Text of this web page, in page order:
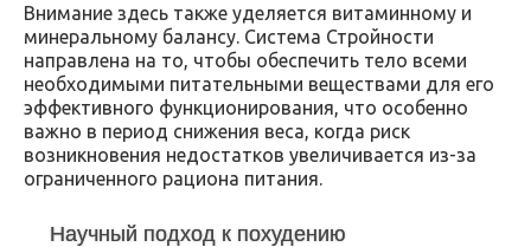
Внимание здесь также уделяется витаминному и
минеральному балансу. Система Стройности
направлена на то, чтобы обеспечить тело всеми
необходимыми питательными веществами для его
эффективного функционирования, что особенно
важно в период снижения веса, когда риск
возникновения недостатков увеличивается из-за
ограниченного рациона питания.
Научный подход к похудению